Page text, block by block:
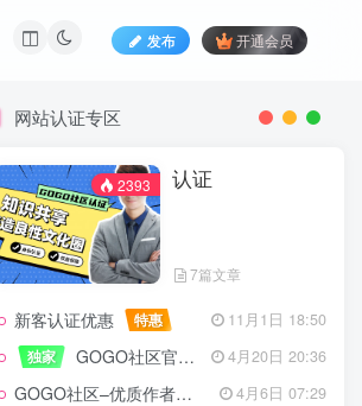
发布 开通会员
网站认证专区
2393 认证
7篇文章
新客认证优惠 特惠
11月1日 18:50
独家
GOGO社区官方成员认证 4月20日 20:36
GOGO社区–优质作者认证 4月6日 07:29